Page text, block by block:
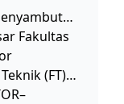
Fakultas
(FT)…